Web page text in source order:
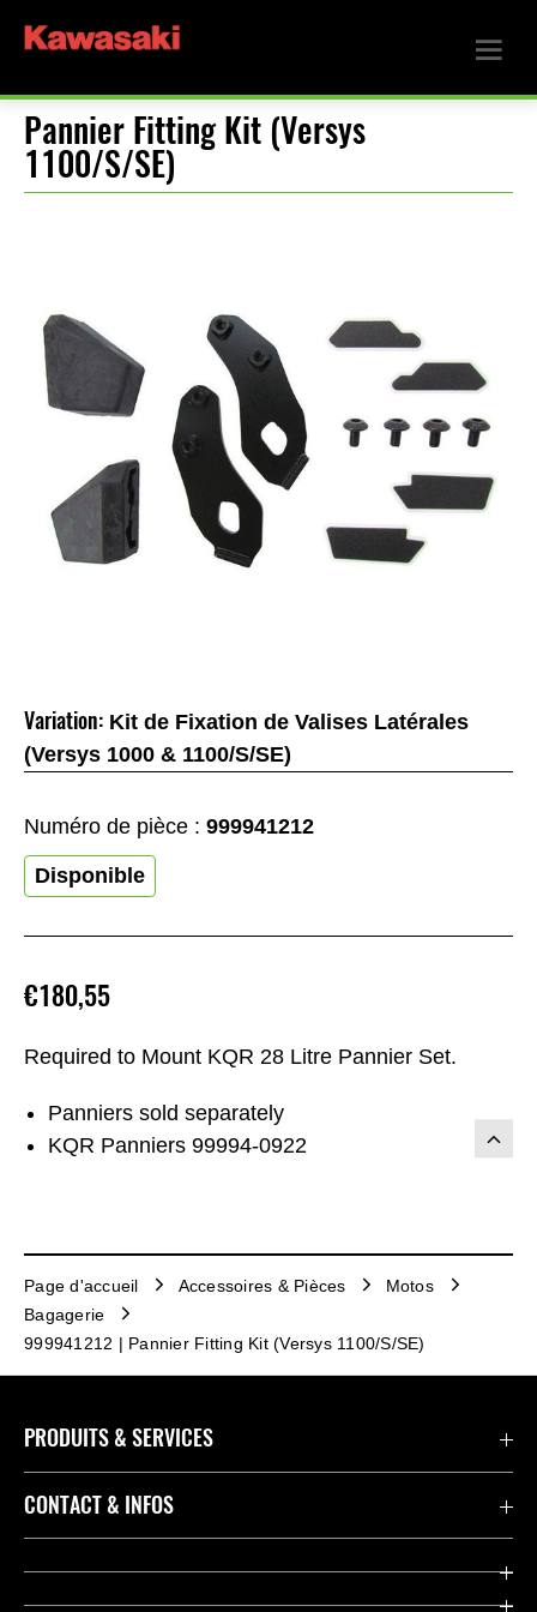
Pannier Fitting Kit (Versys
1100/S/SE)
Required to Mount KQR 28 Litre Pannier Set.
Panniers sold separately
KQR Panniers 99994-0922
€180,55
Variation: Kit de Fixation de Valises Latérales
(Versys 1000 & 1100/S/SE)
Numéro de pièce : 999941212
Disponible
Page d'accueil Accessoires & Pièces
Motos
Bagagerie
999941212 | Pannier Fitting Kit (Versys 1100/S/SE)
PRODUITS & SERVICES
Accessoires & Pièces
CONTACT & INFOS
Contact